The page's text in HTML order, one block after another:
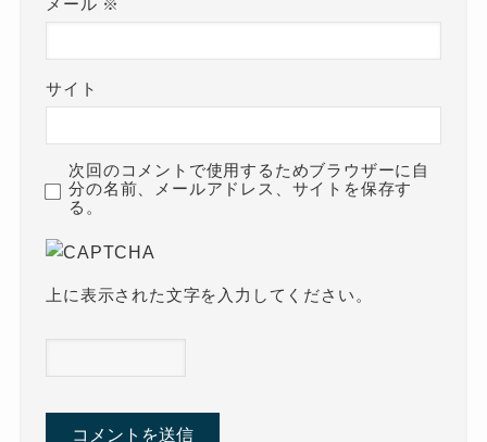
メール ※
サイト
次回のコメントで使用するためブラウザーに自
分の名前、メールアドレス、サイトを保存す
る。
上に表示された文字を入力してください。